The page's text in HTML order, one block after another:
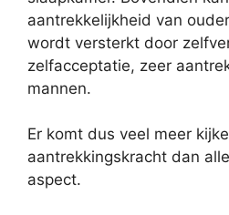
aantrekkelijkheid van
wordt versterkt door
zelfacceptatie, zeer
mannen.
Er komt dus veel meer
aantrekkingskracht dan
aspect.